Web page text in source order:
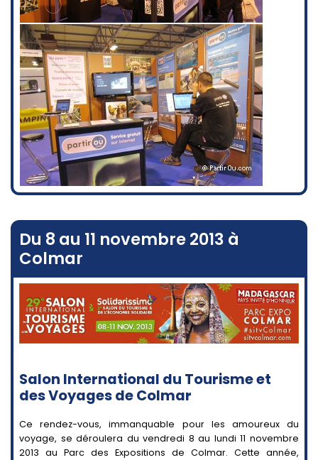
Du 8 au 11 novembre 2013 à
Colmar
Salon International du Tourisme et
des Voyages de Colmar
Ce rendez-vous, immanquable pour les amoureux du
voyage, se déroulera du vendredi 8 au lundi 11 novembre
2013 au Parc des Expositions de Colmar. Cette année,